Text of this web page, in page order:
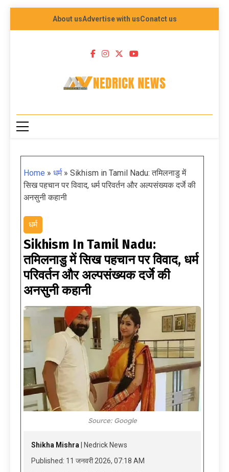
About usAdvertise with usConatct us
NEDRICK NEWS
Home » धर्म» Sikhism in Tamil Nadu: तमिलनाडु में
सिख पहचान पर विवाद, धर्म परिवर्तन और अल्पसंख्यक दर्जे की
अनसुनी कहानी
धर्म
Sikhism In Tamil Nadu:
तमिलनाडु में सिख पहचान पर विवाद, धर्म
परिवर्तन और अल्पसंख्यक दर्जे की
अनसुनी कहानी
Source: Google
Shikha Mishra | Nedrick News
Published: 11 जनवरी 2026, 07:18 AM